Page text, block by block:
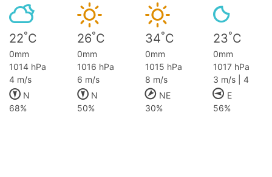
22°C 26°C 34°C 23°C
0mm 0mm 0mm
0mm
1014 hPa
1016 hPa 1015 hPa
1017 hPa
4 m/s
6 m/s 8 m/s
3 m/s | 4
N
N NE
E
68%
50% 30% 56%